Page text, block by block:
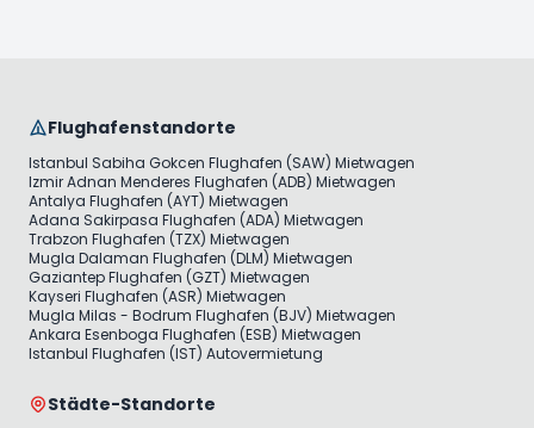
Flughafenstandorte
Istanbul Sabiha Gokcen Flughafen (SAW) Mietwagen
Izmir Adnan Menderes Flughafen (ADB) Mietwagen
Antalya Flughafen (AYT) Mietwagen
Adana Sakirpasa Flughafen (ADA) Mietwagen
Trabzon Flughafen (TZX) Mietwagen
Mugla Dalaman Flughafen (DLM) Mietwagen
Gaziantep Flughafen (GZT) Mietwagen
Kayseri Flughafen (ASR) Mietwagen
Mugla Milas - Bodrum Flughafen (BJV) Mietwagen
Ankara Esenboga Flughafen (ESB) Mietwagen
Istanbul Flughafen (IST) Autovermietung
Städte-Standorte